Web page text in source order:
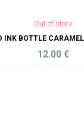
Out of stock
INK BOTTLE
12.00 €